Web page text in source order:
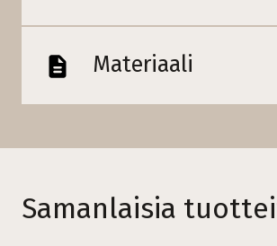
Materiaali
Samanlaisia